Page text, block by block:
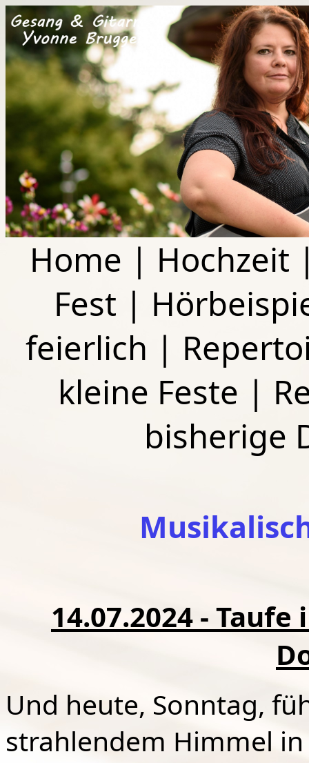
Home | Hochzeit
Fest |
feierlich |
kleine Feste |
bisherige
14.07.2024 -
Und heute, Sonntag,
strahlendem Himmel